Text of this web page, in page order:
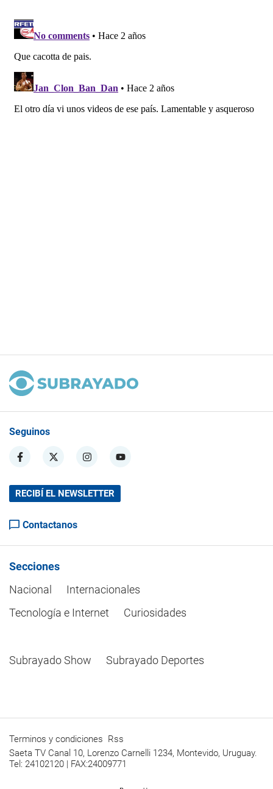
Seguinos
RECIBÍ EL NEWSLETTER
Contactanos
Secciones
Nacional
Internacionales
Tecnología e Internet
Curiosidades
Subrayado Show Subrayado Deportes
Terminos y condiciones Rss
Saeta TV Canal 10, Lorenzo Carnelli 1234, Montevido, Uruguay.
Tel: 24102120 | FAX:24009771